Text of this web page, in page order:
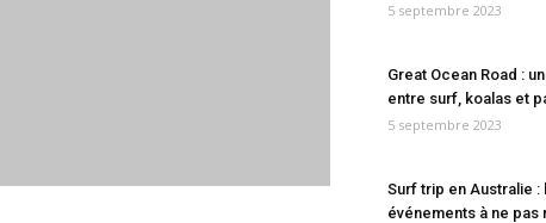
5 septembre 2023
Great Ocean Road :
entre surf, koalas et
5 septembre 2023
Surf trip en Australie :
événements à ne pas